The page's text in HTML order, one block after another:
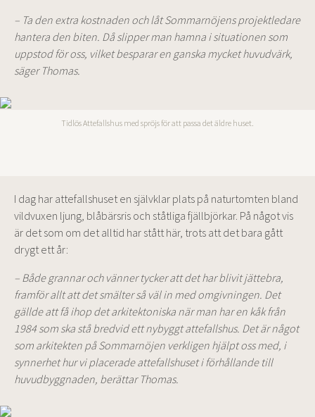
– Ta den extra kostnaden och låt Sommarnöjens projektledare
hantera den biten. Då slipper man hamna i situationen som
uppstod för oss, vilket besparar en ganska mycket huvudvärk,
säger Thomas.
Tidlös Attefallshus med spröjs för att passa det äldre huset.
I dag har attefallshuset en självklar plats på naturtomten bland
vildvuxen ljung, blåbärsris och ståtliga fjällbjörkar. På något vis
är det som om det alltid har stått här, trots att det bara gått
drygt ett år:
– Både grannar och vänner tycker att det har blivit jättebra,
framför allt att det smälter så väl in med omgivningen. Det
gällde att få ihop det arkitektoniska när man har en kåk från
1984 som ska stå bredvid ett nybyggt attefallshus. Det är något
som arkitekten på Sommarnöjen verkligen hjälpt oss med, i
synnerhet hur vi placerade attefallshuset i förhållande till
huvudbyggnaden, berättar Thomas.